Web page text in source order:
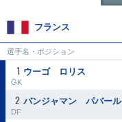
フランス
選手名・ポジション
1 ウーゴ ロリス
GK
2 バンジャマン パバール
DF